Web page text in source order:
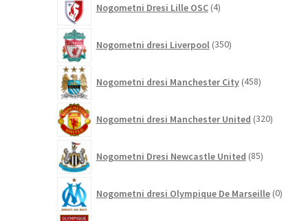
Nogometni Dresi Lille OSC 4izdelki
Nogometni dresi Liverpool 350izdelkov
Nogometni dresi Manchester City 458izdelkov
Nogometni dresi Manchester United 320izdelkov
Nogometni Dresi Newcastle United 85izdelkov
Nogometni dresi Olympique De Marseille 0